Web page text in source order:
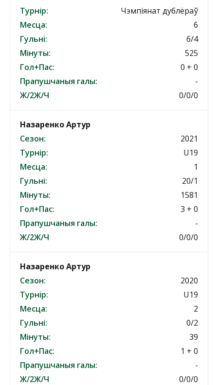
Турнір:
Чэмпіянат дублёраў
Месца:
6
Гульні:
6/4
Мінуты:
525
Гол+Пас:
0 + 0
Прапушчаныя галы:
-
Ж/2Ж/Ч
0/0/0
Назаренко Артур
Сезон:
2021
Турнір:
U19
Месца:
1
Гульні:
20/1
Мінуты:
1581
Гол+Пас:
3 + 0
Прапушчаныя галы:
-
Ж/2Ж/Ч
0/0/0
Назаренко Артур
Сезон:
2020
Турнір:
U19
Месца:
2
Гульні:
0/2
Мінуты:
39
Гол+Пас:
1 + 0
Прапушчаныя галы:
-
Ж/2Ж/Ч
0/0/0